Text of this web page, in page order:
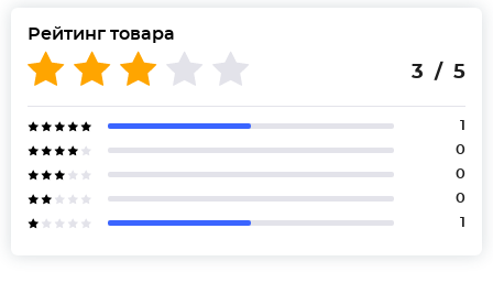
Рейтинг товара
3 / 5
1
0
0
0
1